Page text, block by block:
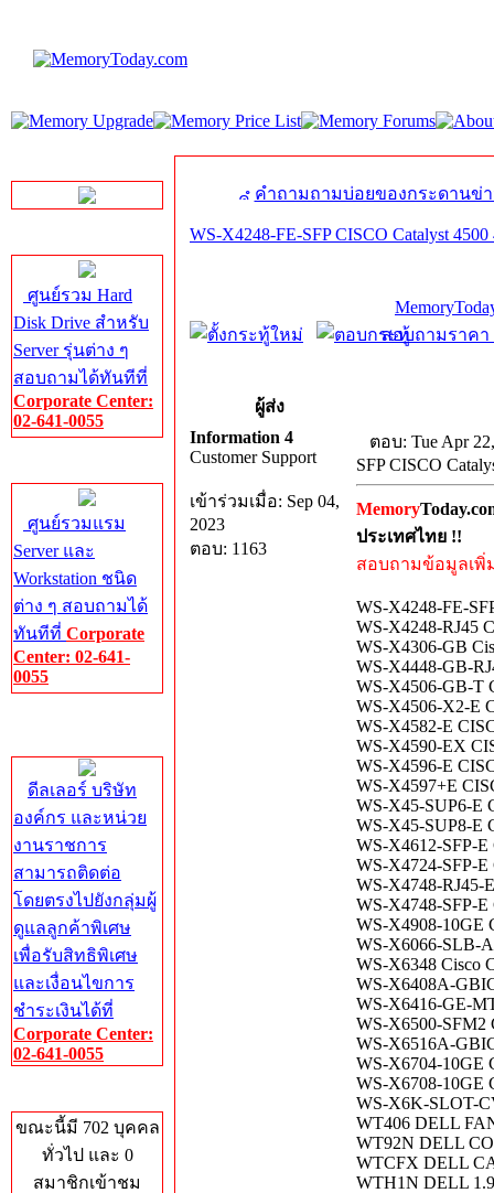
ศูนย์รวม Hard
Disk Drive สำหรับ
Server รุ่นต่าง ๆ
สอบถามได้ทันทีที่
Corporate Center:
02-641-0055
ศูนย์รวมแรม
Server และ
Workstation ชนิด
ต่าง ๆ สอบถามได้
ทันทีที่ Corporate
Center: 02-641-
0055
ดีลเลอร์ บริษัท
องค์กร และหน่วย
งานราชการ
สามารถติดต่อ
โดยตรงไปยังกลุ่มผู้
ดูแลลูกค้าพิเศษ
เพื่อรับสิทธิพิเศษ
และเงื่อนไขการ
ชำระเงินได้ที่
Corporate Center:
02-641-0055
ขณะนี้มี 702 บุคคล
ทั่วไป และ 0
สมาชิกเข้าชม
คำถามถามบ่อยของกระดานข่
WS-X4248-FE-SFP CISCO Catalyst
สอบถามราคา
ผู้ส่ง
Information 4
Customer Support
เข้าร่วมเมื่อ: Sep 04,
2023
ตอบ: 1163
ตอบ: Tue Apr
SFP CISCO
Memory
ประเทศไทย !!
สอบถามข้อมูลเพิ่
WS-X4248-FE-
WS-X4248-RJ45
WS-X4306-GB
WS-X4448-GB-
WS-X4506-GB-T
WS-X4506-X2-E
WS-X4582-E
WS-X4590-EX
WS-X4596-E
WS-X4597+E
WS-X45-SUP6-E
WS-X45-SUP8-E
WS-X4612-SFP-E
WS-X4724-SFP-E
WS-X4748-RJ45-
WS-X4748-SFP-E
WS-X4908-10GE
WS-X6066-SLB-
WS-X6348 Cisco
WS-X6408A-
WS-X6416-GE-
WS-X6500-SFM2
WS-X6516A-
WS-X6704-10GE
WS-X6708-10GE
WS-X6K-SLOT-
WT406 DELL
WT92N DELL
WTCFX DELL
WTH1N DELL